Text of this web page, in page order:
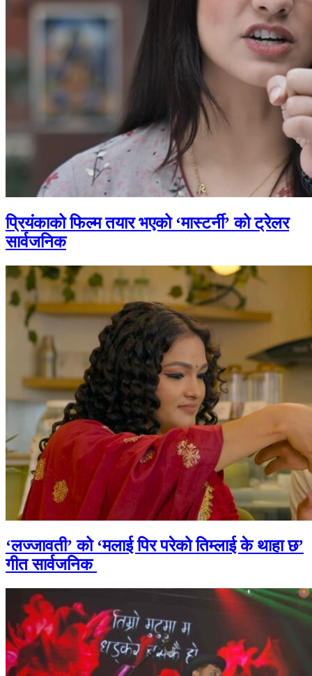
प्रियंकाको फिल्म तयार भएको ‘मास्टर्नी’ को ट्रेलर
सार्वजनिक
‘लज्जावती’ को ‘मलाई पिर परेको तिम्लाई के थाहा छ’
गीत सार्वजनिक